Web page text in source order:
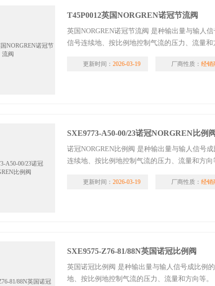
T45P0012英国NORGREN诺冠节流阀
英国NORGREN诺冠节流阀 是种输出量与输人
信号连续地、按比例地控制气流的压力、流量和
更新时间：2026-03-19 厂商性质：经销
SXE9773-A50-00/23诺冠NORGREN比例阀
诺冠NORGREN比例阀 是种输出量与输人信号
连续地、按比例地控制气流的压力、流量和方向
更新时间：2026-03-19 厂商性质：经销
SXE9575-Z76-81/88N英国诺冠比例阀
英国诺冠比例阀 是种输出量与输人信号成比例
地、按比例地控制气流的压力、流量和方向等。